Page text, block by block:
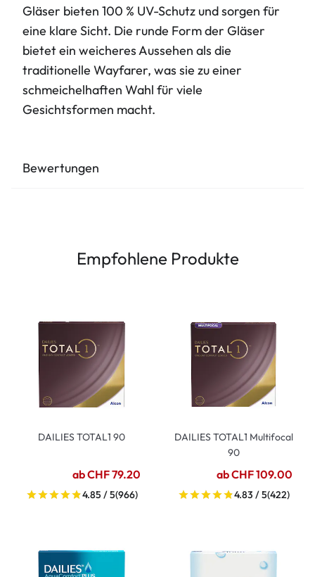
Gläser bieten 100 % UV-Schutz und sorgen für
eine klare Sicht. Die runde Form der Gläser
bietet ein weicheres Aussehen als die
traditionelle Wayfarer, was sie zu einer
schmeichelhaften Wahl für viele
Gesichtsformen macht.
Bewertungen
Empfohlene Produkte
DAILIES TOTAL1 90
ab CHF 79.20
4.85 / 5(966)
DAILIES TOTAL1 Multifocal
90
ab CHF 109.00
4.83 / 5(422)